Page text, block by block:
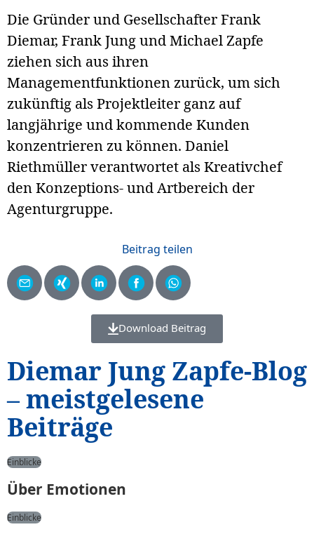
Die Gründer und Gesellschafter Frank
Diemar, Frank Jung und Michael Zapfe
ziehen sich aus ihren
Managementfunktionen zurück, um sich
zukünftig als Projektleiter ganz auf
langjährige und kommende Kunden
konzentrieren zu können. Daniel
Riethmüller verantwortet als Kreativchef
den Konzeptions- und Artbereich der
Agenturgruppe.
Download Beitrag
Diemar Jung Zapfe-Blog
– meistgelesene
Beiträge
Einblicke
Über Emotionen
Einblicke